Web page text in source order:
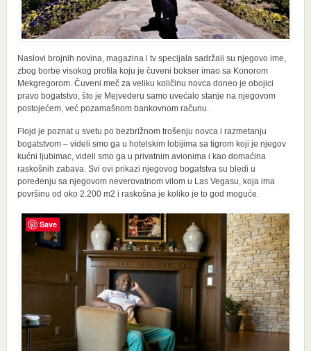
Naslovi brojnih novina, magazina i tv specijala sadržali su njegovo ime,
zbog borbe visokog profila koju je čuveni bokser imao sa Konorom
Mekgregorom. Čuveni meč za veliku količinu novca doneo je obojici
pravo bogatstvo, što je Mejvederu samo uvećalo stanje na njegovom
postojećem, već pozamašnom bankovnom računu.
Flojd je poznat u svetu po bezbrižnom trošenju novca i razmetanju
bogatstvom – videli smo ga u hotelskim lobijima sa tigrom koji je njegov
kućni ljubimac, videli smo ga u privatnim avionima i kao domaćina
raskošnih zabava. Svi ovi prikazi njegovog bogatstva su bledi u
poređenju sa njegovom neverovatnom vilom u Las Vegasu, koja ima
površinu od oko 2.200 m2 i raskošna je koliko je to god moguće.
Save